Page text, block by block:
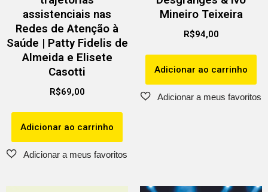
assistenciais nas
Redes de Atenção à
Saúde | Patty Fidelis de
Almeida e Elisete
Casotti
R$69,00
Adicionar ao carrinho
Mineiro Teixeira
R$94,00
Adicionar ao carrinho